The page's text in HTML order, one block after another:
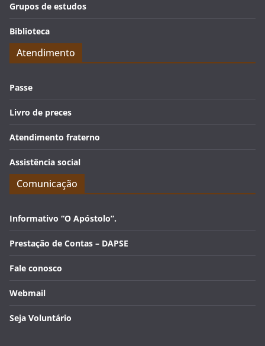
Grupos de estudos
Biblioteca
Atendimento
Passe
Livro de preces
Atendimento fraterno
Assistência social
Comunicação
Informativo “O Apóstolo”.
Prestação de Contas – DAPSE
Fale conosco
Webmail
Seja Voluntário